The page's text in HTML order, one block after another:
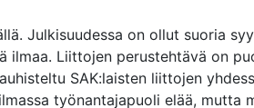
Julkisuudessa on ollut suoria
Liittojen perustehtävä on
SAK:laisten liittojen
työnantajapuoli elää, mutta